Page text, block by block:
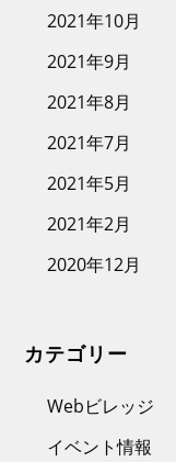
2021年10月
2021年9月
2021年8月
2021年7月
2021年5月
2021年2月
2020年12月
カテゴリー
Webビレッジ
イベント情報